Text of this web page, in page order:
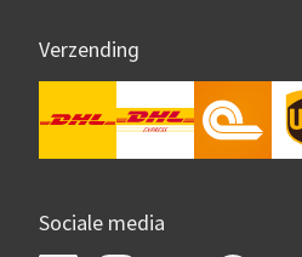
Verzending
Sociale media